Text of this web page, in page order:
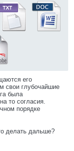
его
свои глубочайшие
была
то согласия.
порядке
делать дальше?